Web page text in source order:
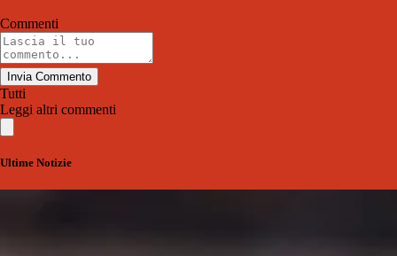
Commenti
Invia Commento
Tutti
Leggi altri commenti
Ultime Notizie